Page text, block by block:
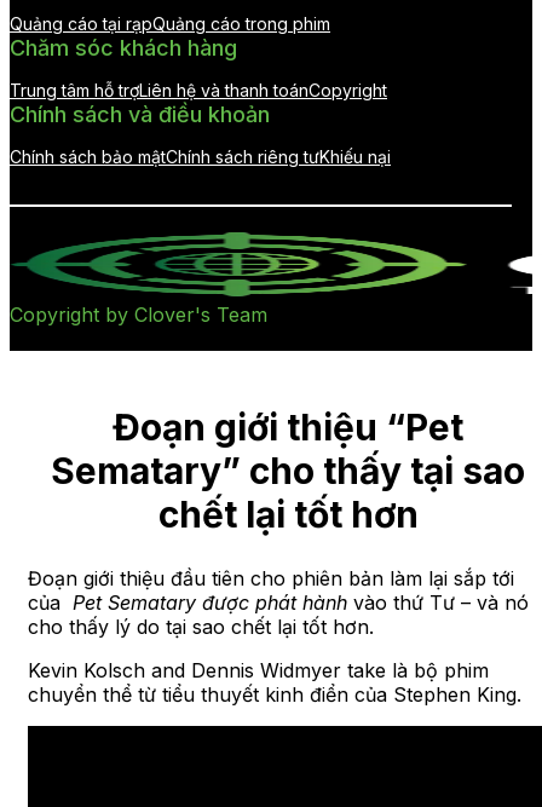
Quảng cáo tại rạpQuảng cáo trong phim
Chăm sóc khách hàng
Trung tâm hỗ trợLiên hệ và thanh toánCopyright
Chính sách và điều khoản
Chính sách bảo mậtChính sách riêng tưKhiếu nại
Copyright by Clover's Team
Đoạn giới thiệu “Pet
Sematary” cho thấy tại sao
chết lại tốt hơn
Đoạn giới thiệu đầu tiên cho phiên bản làm lại sắp tới
của Pet Sematary được phát hành vào thứ Tư – và nó
cho thấy lý do tại sao chết lại tốt hơn.
Kevin Kolsch and Dennis Widmyer take là bộ phim
chuyển thể từ tiểu thuyết kinh điển của Stephen King.